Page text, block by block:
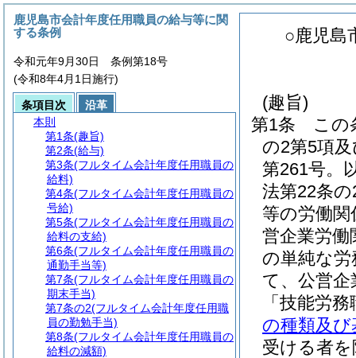
○鹿児島
(趣旨)
第1条
この
の2第5項
第261号。
法第22条
等の労働
営企業労働
の単純な
て、公営
「技能労
の種類及
受ける者
鹿児島市会計年度任用職員の給与等に関
する条例
令和元年9月30日 条例第18号
(令和8年4月1日施行)
条項目次
沿革
本則
第1条(趣旨)
第2条(給与)
第3条(フルタイム会計年度任用職員の
給料)
第4条(フルタイム会計年度任用職員の
号給)
第5条(フルタイム会計年度任用職員の
給料の支給)
第6条(フルタイム会計年度任用職員の
通勤手当等)
第7条(フルタイム会計年度任用職員の
期末手当)
第7条の2(フルタイム会計年度任用職
員の勤勉手当)
第8条(フルタイム会計年度任用職員の
給料の減額)